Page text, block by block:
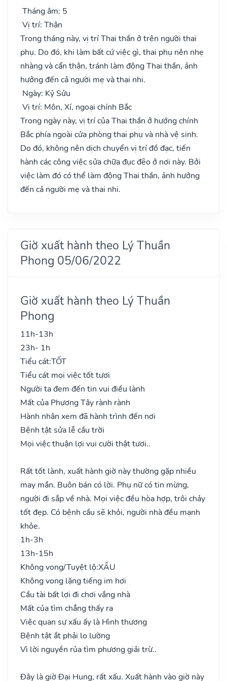
Tháng âm: 5
Vị trí: Thân
Trong tháng này, vị trí Thai thần ở trên người thai
phụ. Do đó, khi làm bất cứ việc gì, thai phụ nên nhẹ
nhàng và cẩn thận, tránh làm động Thai thần, ảnh
hưởng đến cả người mẹ và thai nhi.
Ngày: Kỷ Sửu
Vị trí: Môn, Xí, ngoại chính Bắc
Trong ngày này, vị trí của Thai thần ở hướng chính
Bắc phía ngoài cửa phòng thai phụ và nhà vệ sinh.
Do đó, không nên dịch chuyển vị trí đồ đạc, tiến
hành các công việc sửa chữa đục đẽo ở nơi này. Bởi
việc làm đó có thể làm động Thai thần, ảnh hưởng
đến cả người mẹ và thai nhi.
Giờ xuất hành theo Lý Thuần
Phong 05/06/2022
Giờ xuất hành theo Lý Thuần
Phong
11h-13h
23h- 1h
Tiểu cát:TỐT
Tiểu cát mọi việc tốt tươi
Người ta đem đến tin vui điều lành
Mất của Phương Tây rành rành
Hành nhân xem đã hành trình đến nơi
Bệnh tật sửa lễ cầu trời
Mọi việc thuận lợi vui cười thật tươi..
Rất tốt lành, xuất hành giờ này thường gặp nhiều
may mắn. Buôn bán có lời. Phụ nữ có tin mừng,
người đi sắp về nhà. Mọi việc đều hòa hợp, trôi chảy
tốt đẹp. Có bệnh cầu sẽ khỏi, người nhà đều mạnh
khỏe.
1h-3h
13h-15h
Không vong/Tuyệt lộ:XẤU
Không vong lặng tiếng im hơi
Cầu tài bất lợi đi chơi vắng nhà
Mất của tìm chẳng thấy ra
Việc quan sự xấu ấy là Hình thương
Bệnh tật ắt phải lo lường
Vì lời nguyền rủa tìm phương giải trừ..
Đây là giờ Đại Hung, rất xấu. Xuất hành vào giờ này